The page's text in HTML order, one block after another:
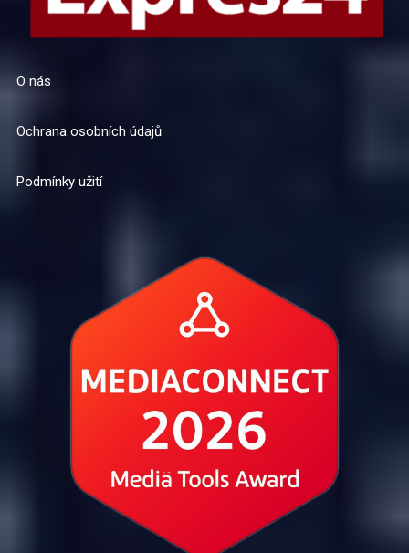
O nás
Ochrana osobních údajů
Podmínky užití